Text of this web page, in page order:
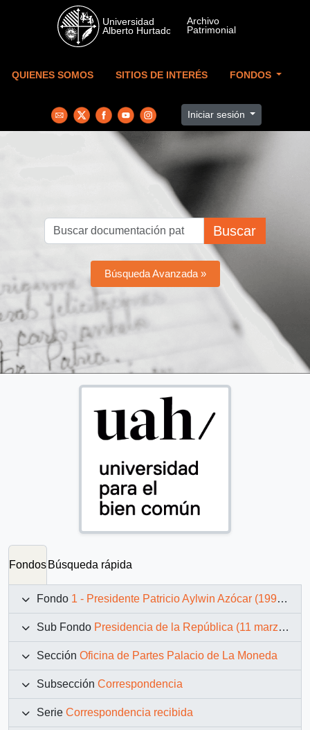
Skip to main content
QUIENES SOMOS SITIOS DE INTERÉS FONDOS
Iniciar sesión
Buscar
Búsqueda Avanzada »
Fondos Búsqueda rápida
Fondo 1 - Presidente Patricio Aylwin Azócar (1990-1994)
Sub Fondo Presidencia de la República (11 marzo 1990 – 11 marzo 1994)
Sección Oficina de Partes Palacio de La Moneda
Subsección Correspondencia
Serie Correspondencia recibida